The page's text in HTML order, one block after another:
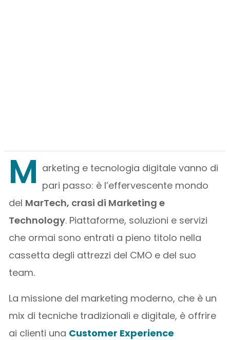
M arketing e tecnologia digitale vanno di
pari passo: è l’effervescente mondo
del MarTech, crasi di Marketing e
Technology. Piattaforme, soluzioni e servizi
che ormai sono entrati a pieno titolo nella
cassetta degli attrezzi del CMO e del suo
team.
La missione del marketing moderno, che è un
mix di tecniche tradizionali e digitale, è offrire
ai clienti una Customer Experience